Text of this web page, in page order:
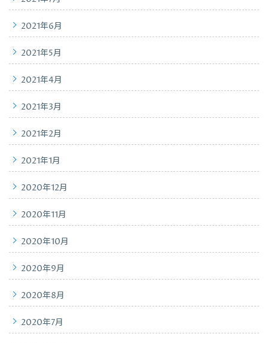
2021年6月
2021年5月
2021年4月
2021年3月
2021年2月
2021年1月
2020年12月
2020年11月
2020年10月
2020年9月
2020年8月
2020年7月